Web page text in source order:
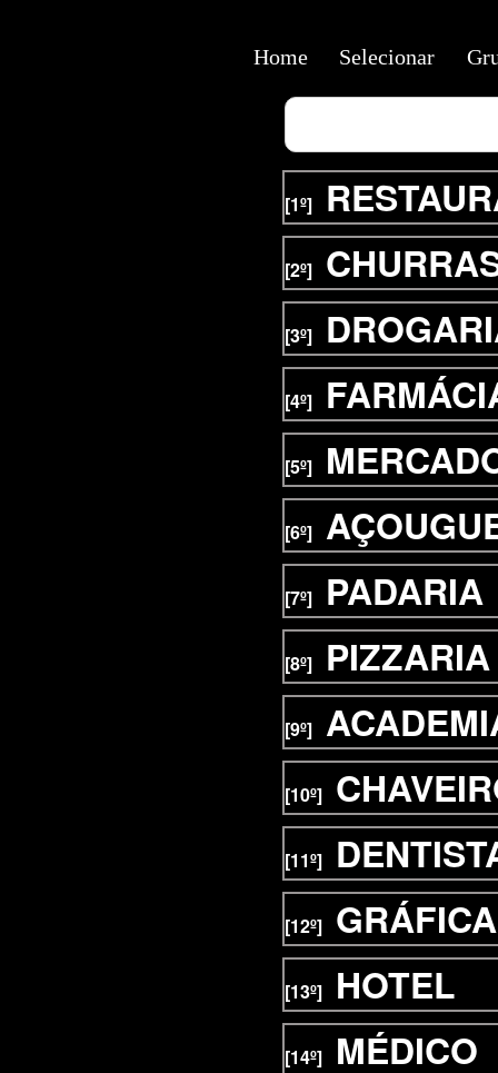
[1º]
[2º]
[3º]
[4º]
[5º]
[6º]
[7º] PADARIA
[8º] PIZZARIA
[9º]
[10º]
[11º]
[12º] GRÁFICA
[13º] HOTEL
[14º] MÉDICO
Home Selecionar